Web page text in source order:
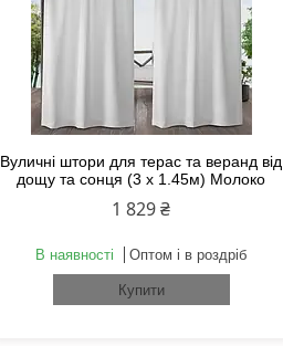
Вуличні штори для терас та веранд від
дощу та сонця (3 х 1.45м) Молоко
1 829 ₴
В наявності Оптом і в роздріб
Купити